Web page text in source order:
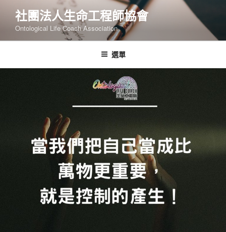
要
容
社團法人生命工程師協會
Ontological Life Coach Association
選單